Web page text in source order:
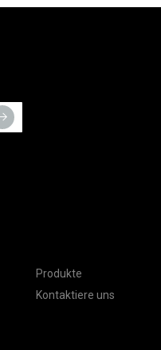
Produkte
Kontaktiere uns